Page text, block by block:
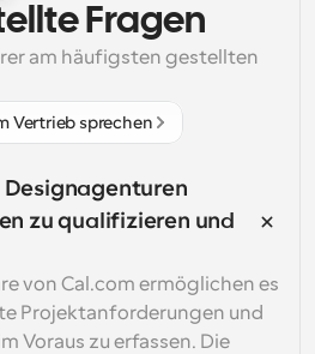
Fragen
am häufigsten gestellten
Vertrieb sprechen
Designagenturen
zu qualifizieren und
von Cal.com ermöglichen es
Projektanforderungen und
Voraus zu erfassen. Die